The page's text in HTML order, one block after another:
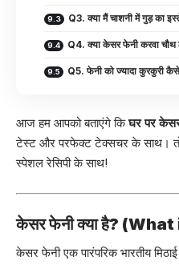
Q3. क्या मैं चाशनी में गुड़ का
Q4. क्या केसर फेनी करवा चौथ
Q5. फेनी को ज्यादा कुरकुरी
आज हम आपको बताएंगे किघर पर
टेस्ट और परफेक्ट टेक्सचर के साथ।
स्पेशल रेसिपी के साथ!
केसर फेनी क्या है?
केसर फेनी एक पारंपरिक भारतीय